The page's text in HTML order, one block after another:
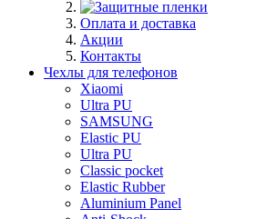
Оплата и доставка
Акции
Контакты
Чехлы для телефонов
Xiaomi
Ultra PU
SAMSUNG
Elastic PU
Ultra PU
Classic pocket
Elastic Rubber
Aluminium Panel